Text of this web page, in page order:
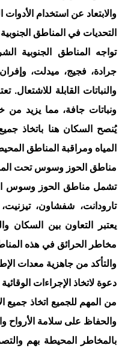
والابتعاد عن استخدام
التحديات في المناطق
تواجه المناطق الجنوبية
جرادة، فجيج، ميدلت،
والنباتات القابلة
ونباتات جافة، مما يزيد من
يُنصح السكان هنا باتخاذ
المياه ومراقبة المناطق
مناطق الحوز وسوس تحت
تشمل مناطق الحوز وسوس
تارودانت، شفشاون، تيزنيت،
يعتبر التعاون بين السكان
مخاطر الحرائق في هذه
والتأكد من جاهزية معدات
دعوة لاتخاذ الإجراءات الوقائية
من المهم للجميع اتخاذ جميع
والحفاظ على سلامة الأرواح
بالمخاطر المحيطة بهم